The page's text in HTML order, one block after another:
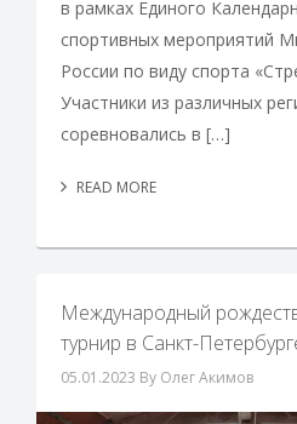
в рамках Единого
спортивных мероприятий
России по виду спорта
Участники из различных
соревновались в […]
READ MORE
Международный
турнир в Санкт-
05.01.2023 By Олег Акимов